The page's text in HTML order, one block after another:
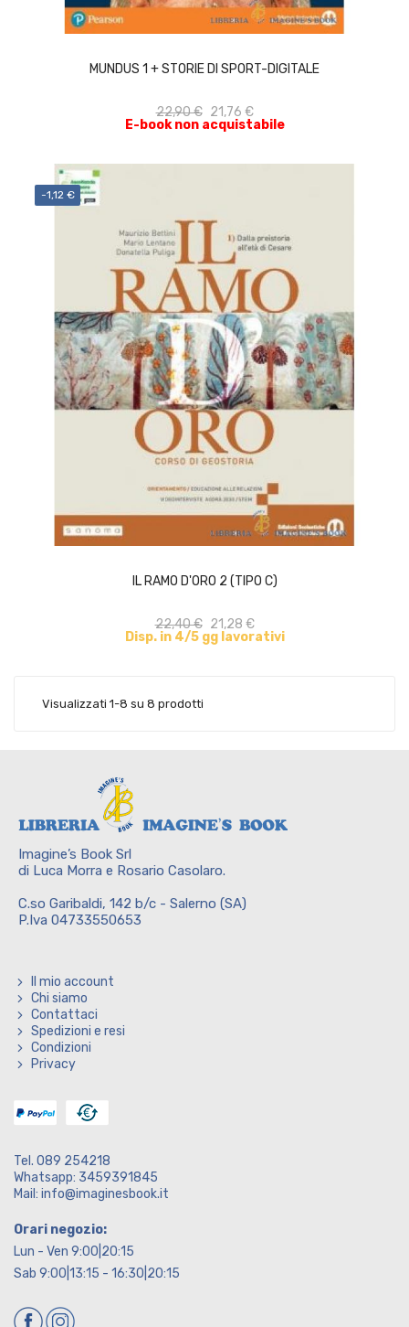
MUNDUS 1 + STORIE DI SPORT-DIGITALE
22,90 € 21,76 €
E-book non acquistabile
ACQUISTA
-1,12 €
IL RAMO D'ORO 2 (TIPO C)
22,40 € 21,28 €
Disp. in 4/5 gg lavorativi
ACQUISTA
Visualizzati 1-8 su 8 prodotti
Imagine’s Book Srl
di Luca Morra e Rosario Casolaro.
C.so Garibaldi, 142 b/c - Salerno (SA)
P.Iva 04733550653
Il mio account
Chi siamo
Contattaci
Spedizioni e resi
Condizioni
Privacy
Tel. 089 254218
Whatsapp: 3459391845
Mail: info@imaginesbook.it
Orari negozio:
Lun - Ven 9:00|20:15
Sab 9:00|13:15 - 16:30|20:15